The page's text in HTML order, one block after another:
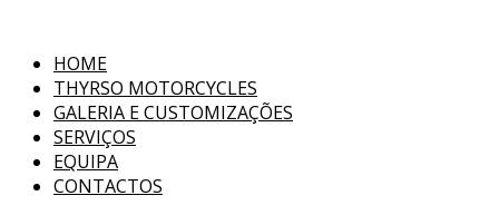
HOME
THYRSO MOTORCYCLES
GALERIA E CUSTOMIZAÇÕES
SERVIÇOS
EQUIPA
CONTACTOS